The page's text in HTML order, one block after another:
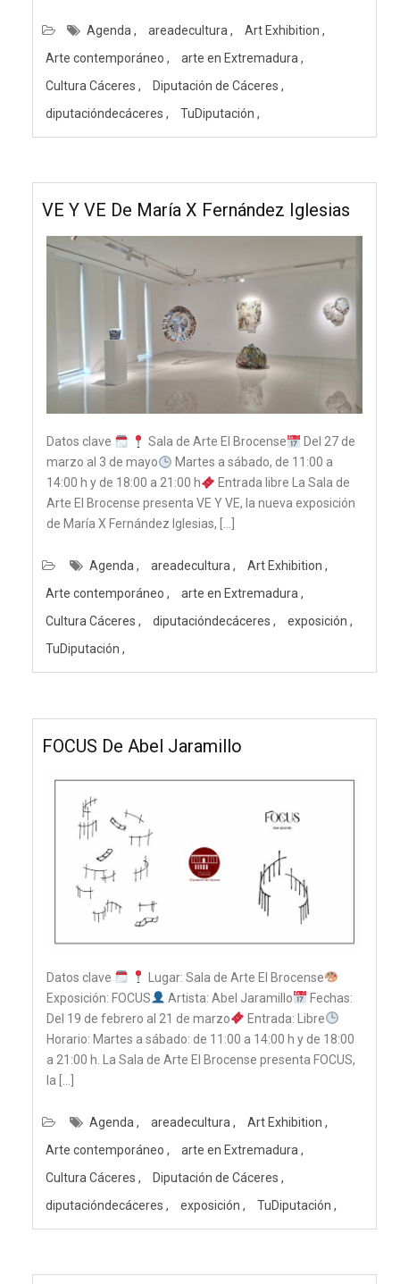
Agenda areadecultura
Art Exhibition
Arte contemporáneo
arte en Extremadura
Cultura Cáceres
Diputación de Cáceres
diputacióndecáceres
TuDiputación
VE Y VE De María X Fernández Iglesias
Datos clave Sala de Arte El Brocense
Del 27 de
marzo al 3 de mayo
Martes a sábado, de 11:00 a
14:00 h y de 18:00 a 21:00 h
Entrada libre La Sala de
Arte El Brocense presenta VE Y VE, la nueva exposición
de María X Fernández Iglesias, […]
Agenda areadecultura
Art Exhibition
Arte contemporáneo
arte en Extremadura
Cultura Cáceres
diputacióndecáceres
exposición
TuDiputación
FOCUS De Abel Jaramillo
Datos clave
Lugar: Sala de Arte El Brocense
Exposición: FOCUS
Artista: Abel Jaramillo
Fechas:
Del 19 de febrero al 21 de marzo
Entrada: Libre
Horario: Martes a sábado: de 11:00 a 14:00 h y de 18:00
a 21:00 h. La Sala de Arte El Brocense presenta FOCUS,
la […]
Agenda areadecultura
Art Exhibition
Arte contemporáneo
arte en Extremadura
Cultura Cáceres
Diputación de Cáceres
diputacióndecáceres
exposición TuDiputación